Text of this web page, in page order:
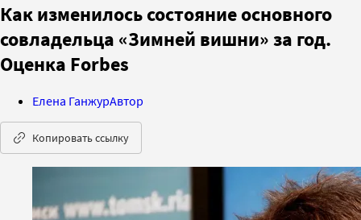
Как изменилось состояние основного
совладельца «Зимней вишни» за год.
Оценка Forbes
Елена ГанжурАвтор
Копировать ссылку